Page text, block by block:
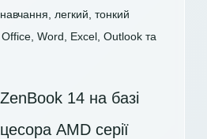
легкий, тонкий
Word, Excel, Outlook та
14 на базі
AMD серії